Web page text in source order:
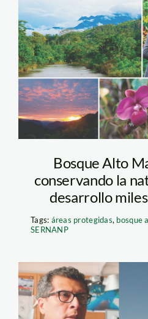
bosque-te-
proteccion-
—ci
Bosque Alto
conservando la
desarrollo
Tags: áreas protegidas, bosque
SERNANP
juan-carlos-